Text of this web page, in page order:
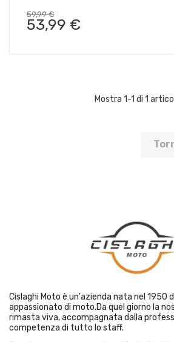
59,99 €
53,99 €
Mostra 1-1 di 1
Cislaghi Moto è un'azienda nata nel 1950
appassionato di moto.Da quel giorno la
rimasta viva, accompagnata dalla
competenza di tutto lo staff.